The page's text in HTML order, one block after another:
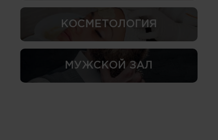
КОСМЕТОЛОГИЯ
МУЖСКОЙ ЗАЛ